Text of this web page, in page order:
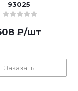
93025
₽/шт
Заказать